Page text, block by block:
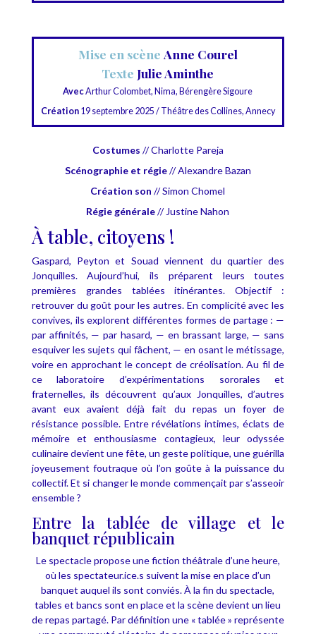
Mise en scène Anne Courel
Texte Julie Aminthe
AvecArthur Colombet, Nima, Bérengère Sigoure
Création19 septembre 2025 / Théâtre des Collines, Annecy
Costumes // Charlotte Pareja
Scénographie et régie// Alexandre Bazan
Création son // Simon Chomel
Régie générale// Justine Nahon
À table, citoyens !
Gaspard, Peyton et Souad viennent du quartier des
Jonquilles.
Aujourd’hui, ils préparent leurs toutes
premières grandes tablées itinérantes.
Objectif :
retrouver du goût pour les autres. En complicité avec les
convives, ils explorent différentes formes de partage : —
par affinités, — par hasard, — en brassant large, — sans
esquiver les sujets qui fâchent, — en osant le métissage,
voire en approchant le concept de créolisation.Au fil de
ce laboratoire d’expérimentations sororales et
fraternelles, ils découvrent qu’aux Jonquilles, d’autres
avant eux avaient déjà fait du repas un foyer de
résistance possible. Entre révélations intimes, éclats de
mémoire et enthousiasme contagieux, leur odyssée
culinaire devient une fête, un geste politique, une guérilla
joyeusement foutraque où l’on goûte à la puissance du
collectif.Et si changer le monde commençait par s’asseoir
ensemble ?
Entre la tablée de village et le
banquet républicain
Le spectacle propose une fiction théâtrale d’une heure,
où les spectateur.ice.s suivent la mise en place d’un
banquet auquel ils sont conviés. À la fin du spectacle,
tables et bancs sont en place et la scène devient un lieu
de repas partagé. Par définition une « tablée » représente